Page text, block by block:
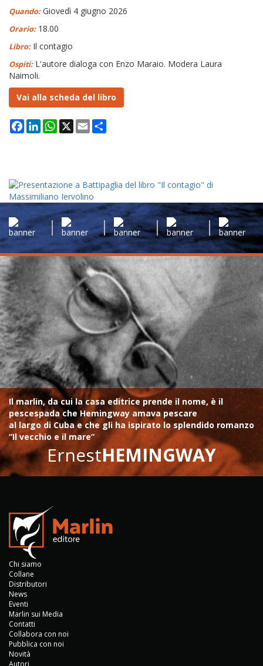
Quando:Giovedì 4 giugno 2026
Orario:18.00
Libro:Il contagio
Ospiti:L'autore dialoga con Enzo Maraio. Modera Laura
Naimoli.
Vai alla scheda del libro
Facebook
LinkedInWhatsApp
X Email
Il marlin, da cui la casa editrice prende il nome, è il
pescespada che Hemingway amava pescare
al largo di Cuba e che gli ha ispirato lo splendido romanzo
“Il vecchio e il mare”
ErnestHEMINGWAY
Chi siamo
Collane
Distributori
News
Eventi
Marlin sui Media
Contatti
Collabora con noi
Pubblica con noi
Novità
Autori